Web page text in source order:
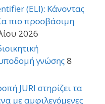
(ELI): Κάνοντας
πιο προσβάσιμη
2026
γνώσης 8
JURI στηρίζει τα
με αμφιλεγόμενες